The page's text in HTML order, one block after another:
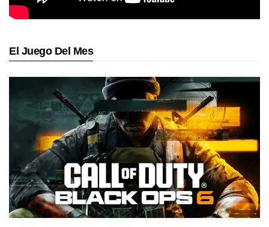
El Juego Del Mes